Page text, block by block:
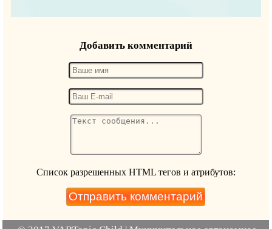
Добавить комментарий
Список разрешенных HTML тегов и атрибутов: